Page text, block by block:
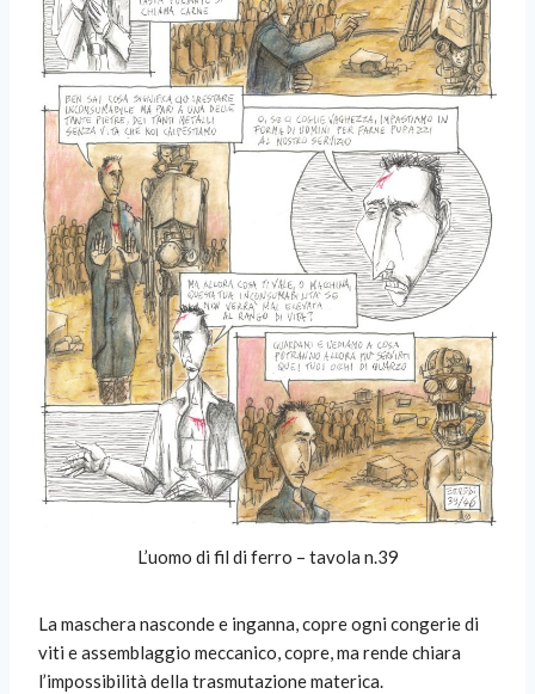
L’uomo di fil di ferro – tavola n.39
La maschera nasconde e inganna, copre ogni congerie di
viti e assemblaggio meccanico, copre, ma rende chiara
l’impossibilità della trasmutazione materica.